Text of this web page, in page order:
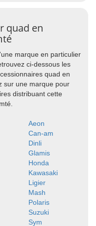
quad en
marque en particulier
ci-dessous les
quad en
sur une marque pour
distribuant cette
Aeon
Can-am
Dinli
Glamis
Honda
Kawasaki
Ligier
Mash
Polaris
Suzuki
Sym